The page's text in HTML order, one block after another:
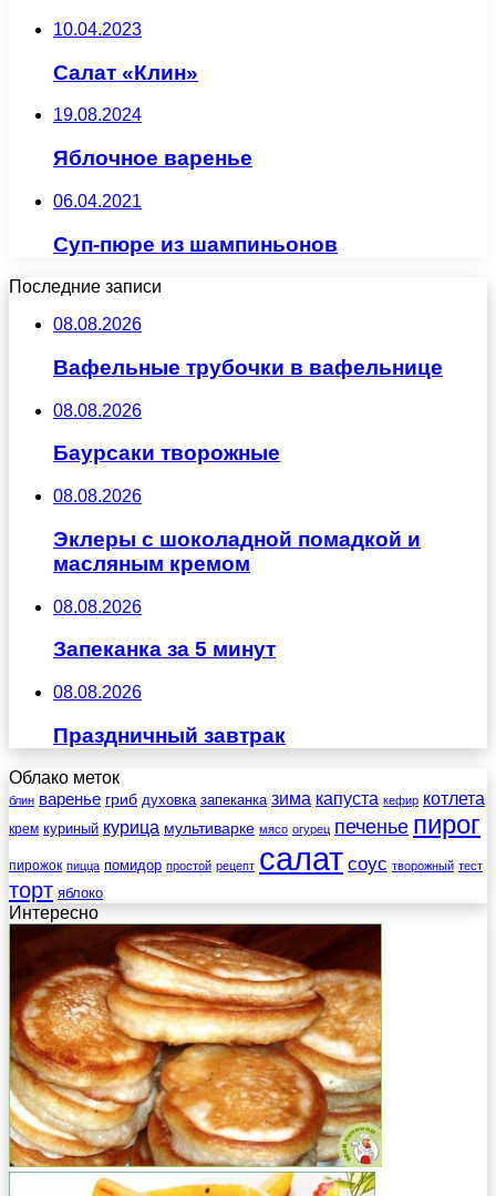
10.04.2023
Салат «Клин»
19.08.2024
Яблочное варенье
06.04.2021
Суп-пюре из шампиньонов
Последние записи
08.08.2026
Вафельные трубочки в вафельнице
08.08.2026
Баурсаки творожные
08.08.2026
Эклеры с шоколадной помадкой и
масляным кремом
08.08.2026
Запеканка за 5 минут
08.08.2026
Праздничный завтрак
Облако меток
блин варенье гриб духовка запеканка зима капуста кефир котлета
крем куриный курица мультиварке мясо огурец печенье пирог
пирожок пицца помидор простой рецепт салат соус творожный тест
торт яблоко
Интересно